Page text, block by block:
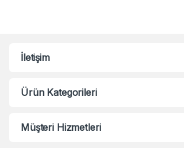
İletişim
Ürün Kategorileri
Müşteri Hizmetleri